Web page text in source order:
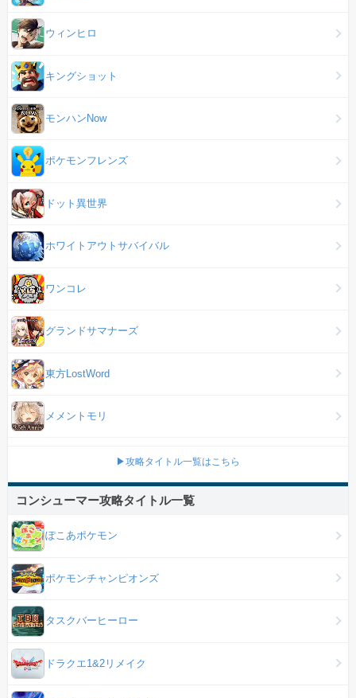
ウィンヒロ
キングショット
モンハンNow
ポケモンフレンズ
ドット異世界
ホワイトアウトサバイバル
ワンコレ
グランドサマナーズ
東方LostWord
メメントモリ
▶攻略タイトル一覧はこちら
コンシューマー攻略タイトル一覧
ぽこあポケモン
ポケモンチャンピオンズ
タスクバーヒーロー
ドラクエ1&2リメイク